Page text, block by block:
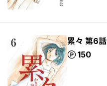
累々 第6話
150
ポイント